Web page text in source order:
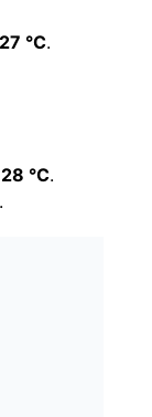
27 °C.
28 °C.